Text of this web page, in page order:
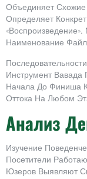
Объединяет Схожие
Определяет
Наименование
Инструмент Вавада
Начала До Финиша
Оттока На Любом
Анализ
Изучение
Посетители
Юзеров Выявляют